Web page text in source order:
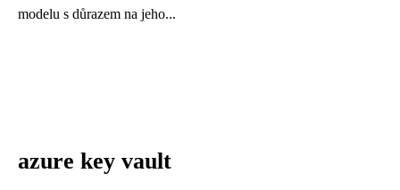
modelu s důrazem na jeho...
azure key vault